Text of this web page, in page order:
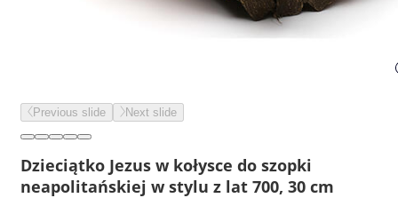
Previous slide Next slide
Dzieciątko Jezus w kołysce do szopki
neapolitańskiej w stylu z lat 700, 30 cm